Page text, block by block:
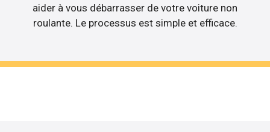
aider à vous débarrasser de votre voiture non
roulante. Le processus est simple et efficace.